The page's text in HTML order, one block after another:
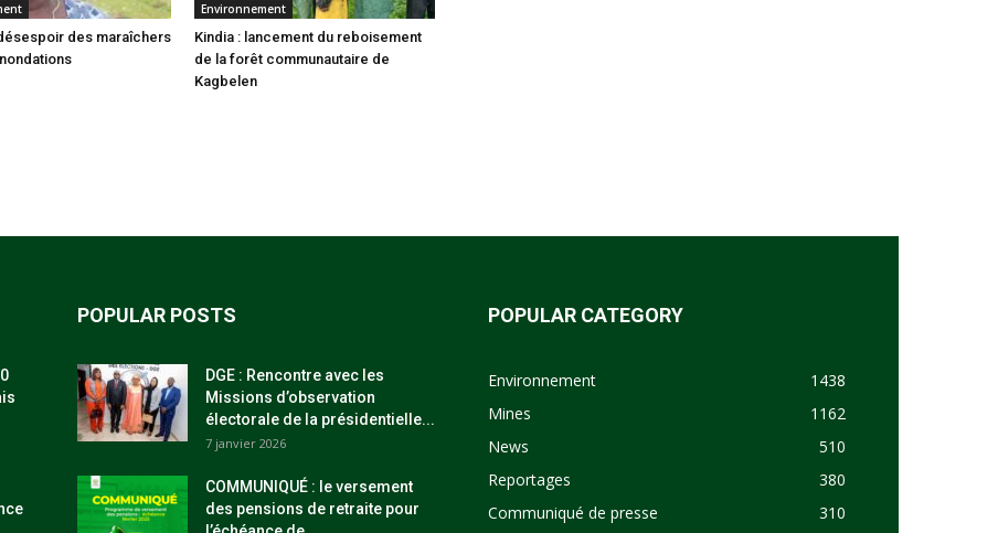
des maraîchers
Environnement
Kindia : lancement du reboisement
de la forêt communautaire de
Kagbelen
POPULAR POSTS
DGE : Rencontre avec les
Missions d’observation
électorale de la présidentielle...
7 janvier 2026
COMMUNIQUÉ : le versement
des pensions de retraite pour
POPULAR CATEGORY
Environnement
1438
Mines
1162
News
510
Reportages
380
Communiqué de presse
310